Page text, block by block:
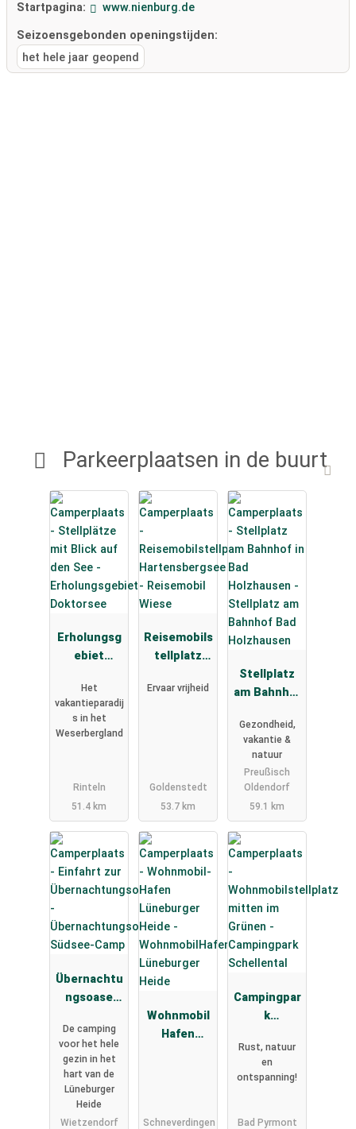
Startpagina: www.nienburg.de
Seizoensgebonden openingstijden:
het hele jaar geopend
Parkeerplaatsen in de buurt
Erholungsg
ebiet
Het
vakantieparadij
s in het
Weserbergland
Rinteln
51.4 km
Reisemobils
tellplatz
gsee -
Ervaar vrijheid
Goldenstedt
53.7 km
Stellplatz
am Bahnhof
Holzhausen
Gezondheid,
vakantie &
natuur
Preußisch
Oldendorf
59.1 km
Übernachtu
ngsoase
Camp
De camping
voor het hele
gezin in het
hart van de
Lüneburger
Heide
Wietzendorf
Wohnmobil
Hafen
Schneverdingen
Campingpar
k
Rust, natuur
en
ontspanning!
Bad Pyrmont